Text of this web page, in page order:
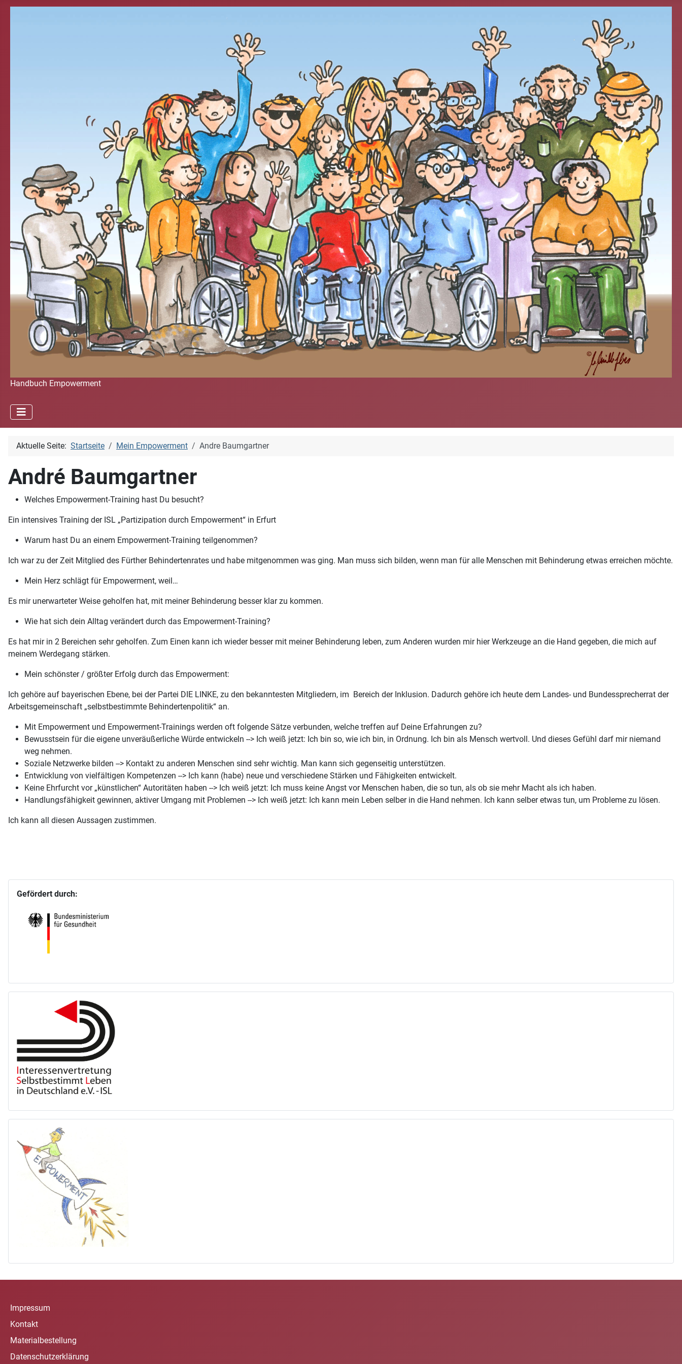
Handbuch Empowerment
Aktuelle Seite: Startseite Mein Empowerment Andre Baumgartner
André Baumgartner
Welches Empowerment-Training hast Du besucht?
Ein intensives Training der ISL „Partizipation durch Empowerment“ in Erfurt
Warum hast Du an einem Empowerment-Training teilgenommen?
Ich war zu der Zeit Mitglied des Fürther Behindertenrates und habe mitgenommen was ging. Man muss sich bilden, wenn man für alle Menschen mit Behinderung etwas erreichen möchte.
Mein Herz schlägt für Empowerment, weil…
Es mir unerwarteter Weise geholfen hat, mit meiner Behinderung besser klar zu kommen.
Wie hat sich dein Alltag verändert durch das Empowerment-Training?
Es hat mir in 2 Bereichen sehr geholfen. Zum Einen kann ich wieder besser mit meiner Behinderung leben, zum Anderen wurden mir hier Werkzeuge an die Hand gegeben, die mich auf
meinem Werdegang stärken.
Mein schönster / größter Erfolg durch das Empowerment:
Ich gehöre auf bayerischen Ebene, bei der Partei DIE LINKE, zu den bekanntesten Mitgliedern, im Bereich der Inklusion. Dadurch gehöre ich heute dem Landes- und Bundessprecherrat der
Arbeitsgemeinschaft „selbstbestimmte Behindertenpolitik“ an.
Mit Empowerment und Empowerment-Trainings werden oft folgende Sätze verbunden, welche treffen auf Deine Erfahrungen zu?
Bewusstsein für die eigene unveräußerliche Würde entwickeln --> Ich weiß jetzt: Ich bin so, wie ich bin, in Ordnung. Ich bin als Mensch wertvoll. Und dieses Gefühl darf mir niemand
weg nehmen.
Soziale Netzwerke bilden --> Kontakt zu anderen Menschen sind sehr wichtig. Man kann sich gegenseitig unterstützen.
Entwicklung von vielfältigen Kompetenzen --> Ich kann (habe) neue und verschiedene Stärken und Fähigkeiten entwickelt.
Keine Ehrfurcht vor „künstlichen“ Autoritäten haben --> Ich weiß jetzt: Ich muss keine Angst vor Menschen haben, die so tun, als ob sie mehr Macht als ich haben.
Handlungsfähigkeit gewinnen, aktiver Umgang mit Problemen --> Ich weiß jetzt: Ich kann mein Leben selber in die Hand nehmen. Ich kann selber etwas tun, um Probleme zu lösen.
Ich kann all diesen Aussagen zustimmen.
Gefördert durch:
Impressum
Kontakt
Materialbestellung
Datenschutzerklärung